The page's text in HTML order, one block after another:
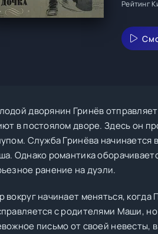
Рейтинг
дворянин Гринёв
в постоялом дворе. Здесь он
Служба Гринёва начинается
Однако романтика
ранение на дуэли.
вокруг начинает меняться,
с родителями Маши,
письмо от своей невесты,